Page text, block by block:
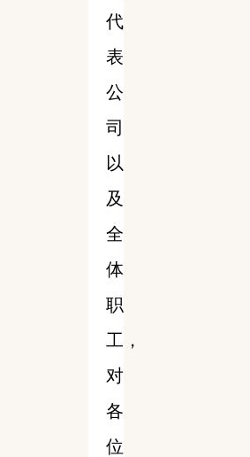
代
表
公
司
以
及
全
体
职
工，
对
各
位